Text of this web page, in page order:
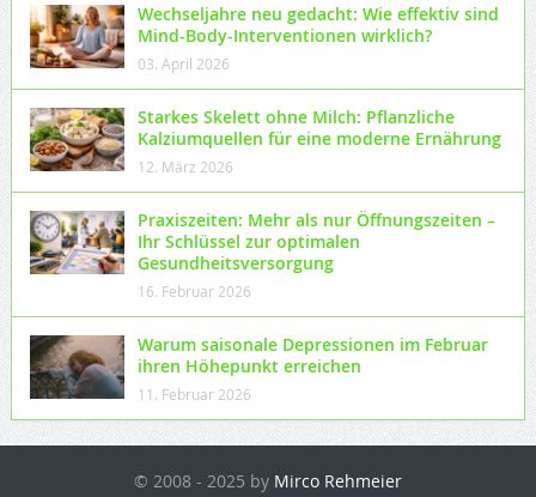
Wechseljahre neu gedacht: Wie effektiv sind
Mind-Body-Interventionen wirklich?
03. April 2026
Starkes Skelett ohne Milch: Pflanzliche
Kalziumquellen für eine moderne Ernährung
12. März 2026
Praxiszeiten: Mehr als nur Öffnungszeiten –
Ihr Schlüssel zur optimalen
Gesundheitsversorgung
16. Februar 2026
Warum saisonale Depressionen im Februar
ihren Höhepunkt erreichen
11. Februar 2026
© 2008 - 2025 by Mirco Rehmeier